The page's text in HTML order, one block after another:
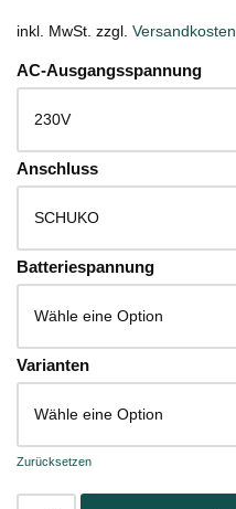
inkl. MwSt. zzgl. Versandkosten
AC-Ausgangsspannung
Anschluss
Batteriespannung
Varianten
Zurücksetzen